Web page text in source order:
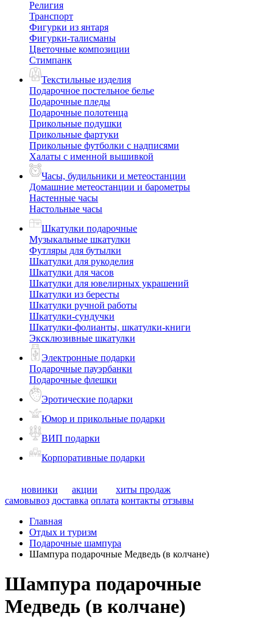
Религия
Транспорт
Фигурки из янтаря
Фигурки-талисманы
Цветочные композиции
Стимпанк
Текстильные изделия
Подарочное постельное белье
Подарочные пледы
Подарочные полотенца
Прикольные подушки
Прикольные фартуки
Прикольные футболки с надписями
Халаты с именной вышивкой
Часы, будильники и метеостанции
Домашние метеостанции и барометры
Настенные часы
Настольные часы
Шкатулки подарочные
Музыкальные шкатулки
Футляры для бутылки
Шкатулки для рукоделия
Шкатулки для часов
Шкатулки для ювелирных украшений
Шкатулки из бересты
Шкатулки ручной работы
Шкатулки-сундучки
Шкатулки-фолианты, шкатулки-книги
Эксклюзивные шкатулки
Электронные подарки
Подарочные пауэрбанки
Подарочные флешки
Эротические подарки
Юмор и прикольные подарки
ВИП подарки
Корпоративные подарки
новинки акции
хиты продаж
самовывоз доставка оплата контакты отзывы
Главная
Отдых и туризм
Подарочные шампура
Шампура подарочные Медведь (в колчане)
Шампура подарочные
Медведь (в колчане)